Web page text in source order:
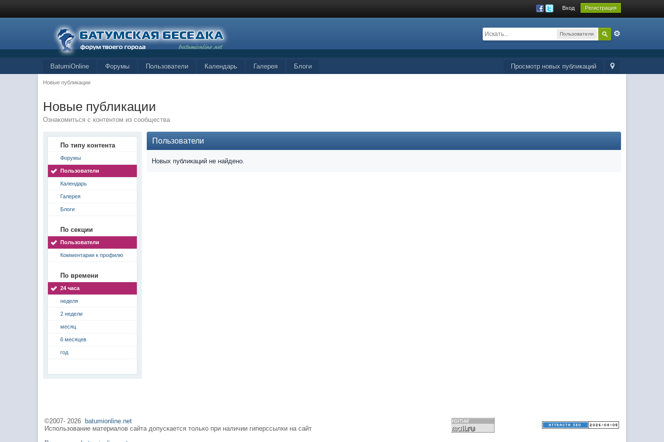
Вход Регистрация
Пользователи
Просмотр новых публикаций
BatumiOnline Форумы Пользователи Календарь Галерея Блоги
Новые публикации
Новые публикации
Ознакомиться с контентом из сообщества
По типу контента
Форумы
Пользователи
Календарь
Галерея
Блоги
По секции
Пользователи
Комментарии к профилю
По времени
24 часа
неделя
2 недели
месяц
6 месяцев
год
Пользователи
Новых публикаций не найдено.
©2007-2026
batumionline.net
Использование материалов сайта допускается только при наличии гиперссылки на сайт